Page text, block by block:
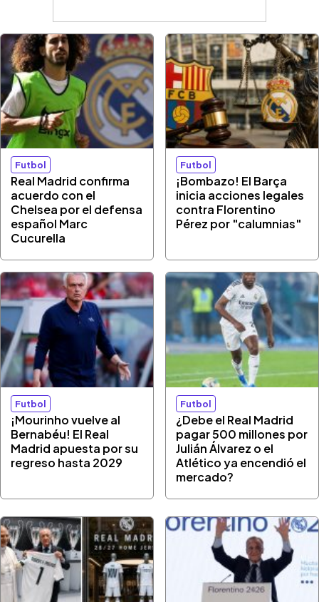
Futbol
Real Madrid confirma
acuerdo con el
Chelsea por el defensa
español Marc
Cucurella
Futbol
¡Bombazo! El Barça
inicia acciones legales
contra Florentino
Pérez por "calumnias"
Futbol
¡Mourinho vuelve al
Bernabéu! El Real
Madrid apuesta por su
regreso hasta 2029
Futbol
¿Debe el Real Madrid
pagar 500 millones por
Julián Álvarez o el
Atlético ya encendió el
mercado?